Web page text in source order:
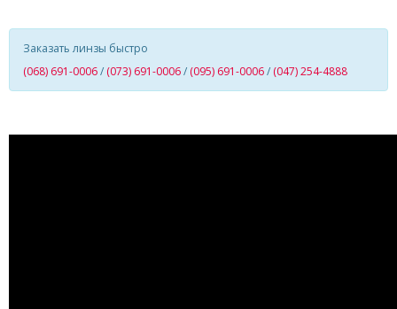
Заказать линзы быстро
(068) 691-0006/ (073) 691-0006/ (095) 691-0006/ (047) 254-4888